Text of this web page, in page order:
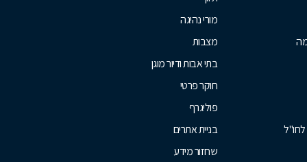
לחו"ל
מורי נהיגה
מצבות
בתי אבות ודיור מוגן
חוקר פרטי
פוליגרף
בניית אתרים
שחזור מידע